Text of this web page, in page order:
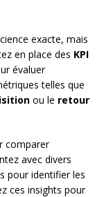
exacte, mais
en place des KPI
évaluer
telles que
ou le retour
comparer
avec divers
pour identifier les
ces insights pour